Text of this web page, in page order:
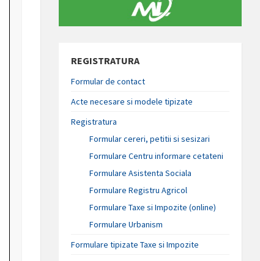
REGISTRATURA
Formular de contact
Acte necesare si modele tipizate
Registratura
Formular cereri, petitii si sesizari
Formulare Centru informare cetateni
Formulare Asistenta Sociala
Formulare Registru Agricol
Formulare Taxe si Impozite (online)
Formulare Urbanism
Formulare tipizate Taxe si Impozite